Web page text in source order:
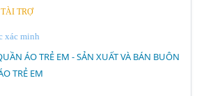
TRỢ
xác minh
ÁO TRẺ EM - SẢN XUẤT VÀ BÁN BUÔN
TRẺ EM